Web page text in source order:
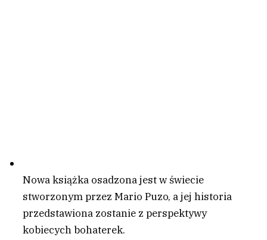
Nowa książka osadzona jest w świecie
stworzonym przez Mario Puzo, a jej historia
przedstawiona zostanie z perspektywy
kobiecych bohaterek.